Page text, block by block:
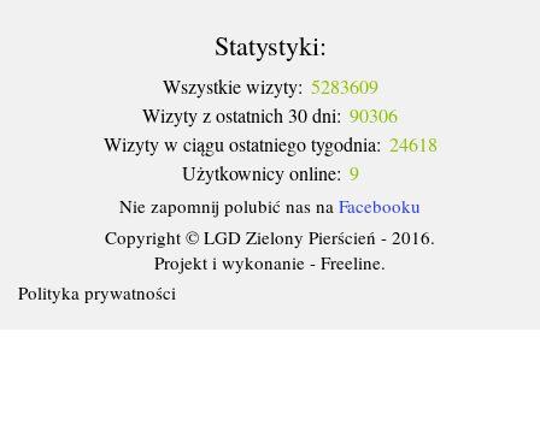
Statystyki:
Wszystkie wizyty: 5283609
Wizyty z ostatnich 30 dni: 90306
Wizyty w ciągu ostatniego tygodnia: 24618
Użytkownicy online: 9
Nie zapomnij polubić nas na Facebooku
Copyright © LGD Zielony Pierścień - 2016.
Projekt i wykonanie - Freeline.
Polityka prywatności